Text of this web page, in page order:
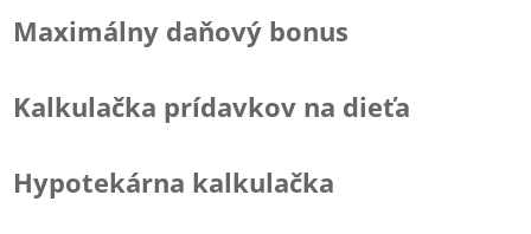
Maximálny daňový bonus
Kalkulačka prídavkov na dieťa
Hypotekárna kalkulačka